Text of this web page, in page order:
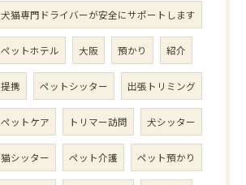
犬猫専門ドライバーが安全にサポートします
ペットホテル 大阪 預かり 紹介
提携 ペットシッター 出張トリミング
ペットケア トリマー訪問 犬シッター
猫シッター ペット介護 ペット預かり